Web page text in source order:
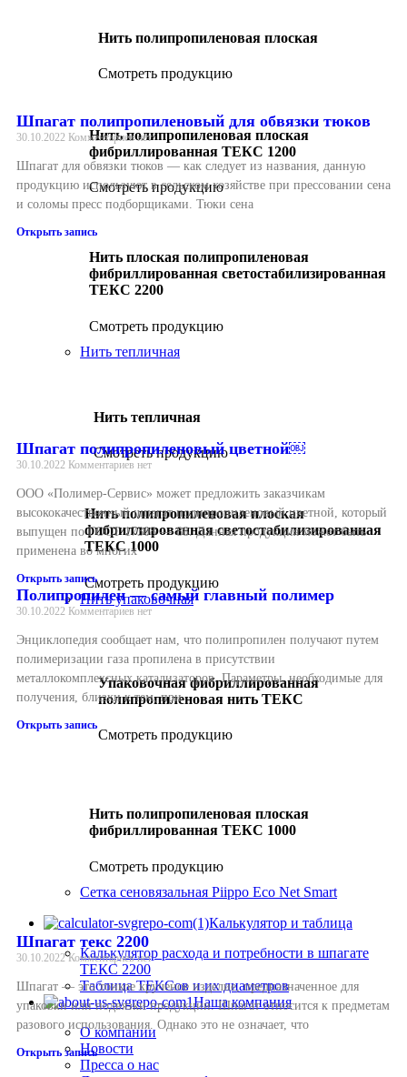
Нить полипропиленовая плоская
Смотреть продукцию
Нить полипропиленовая плоская
фибриллированная ТЕКС 1200
Смотреть продукцию
Нить плоская полипропиленовая
фибриллированная светостабилизированная
ТЕКС 2200
Смотреть продукцию
Нить тепличная
Нить тепличная
Смотреть продукцию
Нить полипропиленовая плоская
фибриллированная светостабилизированная
ТЕКС 1000
Смотреть продукцию
Нить упаковочная
Упаковочная фибриллированная
полипропиленовая нить ТЕКС
Смотреть продукцию
Нить полипропиленовая плоская
фибриллированная ТЕКС 1000
Смотреть продукцию
Сетка сеновязальная Piippo Eco Net Smart
Калькулятор и таблица
Калькулятор расхода и потребности в шпагате
ТЕКС 2200
Таблица ТЕКСов и их диаметров
Наша компания
О компании
Новости
Пресса о нас
Шпагат полипропиленовый для обвязки тюков
30.10.2022 Комментариев нет
Шпагат для обвязки тюков — как следует из названия, данную
продукцию используют в сельском хозяйстве при прессовании сена
и соломы пресс подборщиками. Тюки сена
Открыть запись
Шпагат полипропиленовый цветной￼
30.10.2022 Комментариев нет
ООО «Полимер-Сервис» может предложить заказчикам
высококачественный шпагат полипропиленовый цветной, который
выпущен по ГОСТ 17308 — 88. Данная продукция может быть
применена во многих
Открыть запись
Полипропилен — самый главный полимер
30.10.2022 Комментариев нет
Энциклопедия сообщает нам, что полипропилен получают путем
полимеризации газа пропилена в присутствии
металлокомплексных катализаторов. Параметры, необходимые для
получения, близки к тем, при
Открыть запись
Шпагат текс 2200
30.10.2022Комментариев нет
Шпагат — это тонкое крученое изделие, предназначенное для
упаковки или подвязки продукции. Шпагат относится к предметам
разового использования. Однако это не означает, что
Открыть запись